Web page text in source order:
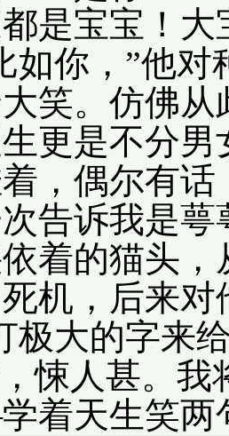
是宝宝！
你，”他对
笑。仿佛
更是不分
，偶尔有
告诉我是
着的猫头
机，后来
极大的字来
悚人甚。
着天生笑两